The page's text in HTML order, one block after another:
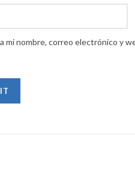
mi nombre, correo electrónico y